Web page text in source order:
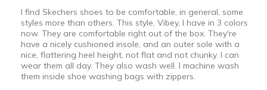
I find Skechers shoes to be comfortable, in general, some
styles more than others. This style, Vibey, I have in 3 colors
now. They are comfortable right out of the box. They're
have a nicely cushioned insole, and an outer sole with a
nice, flattering heel height, not flat and not chunky. I can
wear them all day. They also wash well. I machine wash
them inside shoe washing bags with zippers.